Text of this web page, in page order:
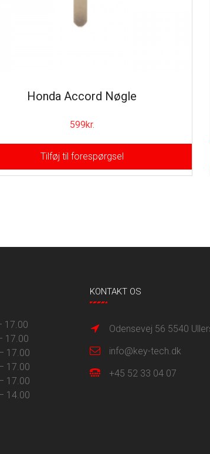
Honda Accord Nøgle
599kr.
Tilføj til forespørgsel
17.00
17.00
17.00
17.00
17.00
14.00
KONTAKT OS
Odensevej 56 5540
info@key-tech.dk
+45 52 33 04 07